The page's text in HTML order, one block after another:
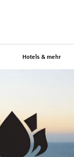
Hotels & mehr